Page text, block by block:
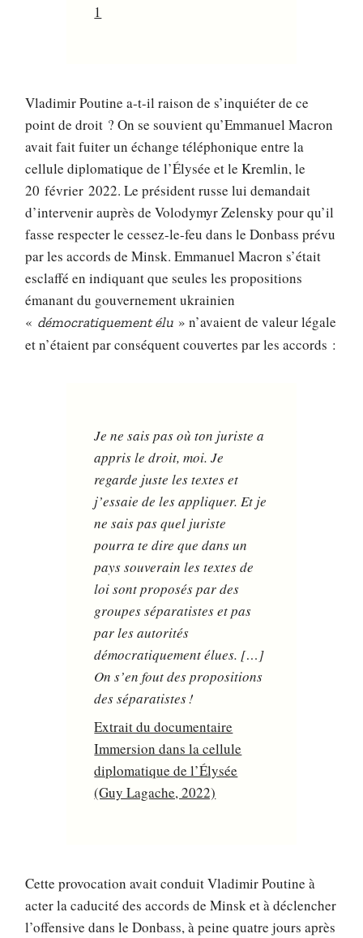
1
Vladimir Poutine a-t-il raison de s’inquiéter de ce
point de droit ? On se souvient qu’Emmanuel Macron
avait fait fuiter un échange téléphonique entre la
cellule diplomatique de l’Élysée et le Kremlin, le
20 février 2022. Le président russe lui demandait
d’intervenir auprès de Volodymyr Zelensky pour qu’il
fasse respecter le cessez-le-feu dans le Donbass prévu
par les accords de Minsk. Emmanuel Macron s’était
esclaffé en indiquant que seules les propositions
émanant du gouvernement ukrainien
« démocratiquement élu » n’avaient de valeur légale
et n’étaient par conséquent couvertes par les accords :
Je ne sais pas où ton juriste a
appris le droit, moi. Je
regarde juste les textes et
j’essaie de les appliquer. Et je
ne sais pas quel juriste
pourra te dire que dans un
pays souverain les textes de
loi sont proposés par des
groupes séparatistes et pas
par les autorités
démocratiquement élues. […]
On s’en fout des propositions
des séparatistes !
Extrait du documentaire
Immersion dans la cellule
diplomatique de l’Élysée
(Guy Lagache, 2022)
Cette provocation avait conduit Vladimir Poutine à
acter la caducité des accords de Minsk et à déclencher
l’offensive dans le Donbass, à peine quatre jours après